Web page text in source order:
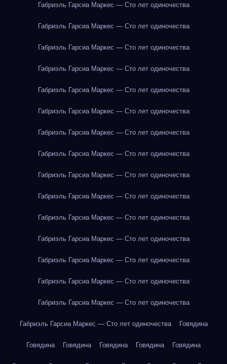
Габриэль Гарсиа Маркес — Сто лет одиночества
Габриэль Гарсиа Маркес — Сто лет одиночества
Габриэль Гарсиа Маркес — Сто лет одиночества
Габриэль Гарсиа Маркес — Сто лет одиночества
Габриэль Гарсиа Маркес — Сто лет одиночества
Габриэль Гарсиа Маркес — Сто лет одиночества
Габриэль Гарсиа Маркес — Сто лет одиночества
Габриэль Гарсиа Маркес — Сто лет одиночества
Габриэль Гарсиа Маркес — Сто лет одиночества
Габриэль Гарсиа Маркес — Сто лет одиночества
Габриэль Гарсиа Маркес — Сто лет одиночества
Габриэль Гарсиа Маркес — Сто лет одиночества
Габриэль Гарсиа Маркес — Сто лет одиночества
Габриэль Гарсиа Маркес — Сто лет одиночества
Габриэль Гарсиа Маркес — Сто лет одиночества
Габриэль Гарсиа Маркес — Сто лет одиночества Говядина
Говядина Говядина Говядина Говядина Говядина